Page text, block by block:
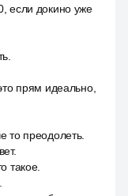
если докино уже
прям идеально,
то преодолеть.
такое.